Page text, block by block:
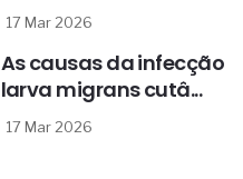
17 Mar 2026
As causas da infecção
larva migrans cutâ...
17 Mar 2026